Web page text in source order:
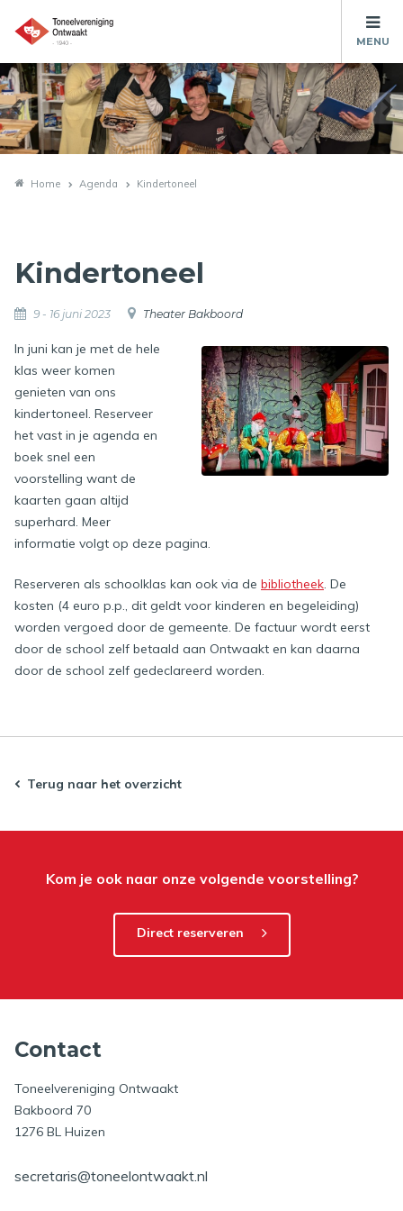
Home Agenda Kindertoneel
Kindertoneel
9 - 16 juni 2023 Theater Bakboord
In juni kan je met de hele
klas weer komen
genieten van ons
kindertoneel. Reserveer
het vast in je agenda en
boek snel een
voorstelling want de
kaarten gaan altijd
superhard. Meer
informatie volgt op deze pagina.
Reserveren als schoolklas kan ook via de bibliotheek. De
kosten (4 euro p.p., dit geldt voor kinderen en begeleiding)
worden vergoed door de gemeente. De factuur wordt eerst
door de school zelf betaald aan Ontwaakt en kan daarna
door de school zelf gedeclareerd worden.
Terug naar het overzicht
Kom je ook naar onze volgende voorstelling?
Direct reserveren
Contact
Toneelvereniging Ontwaakt
Bakboord 70
1276 BL Huizen
secretaris@toneelontwaakt.nl
MENU